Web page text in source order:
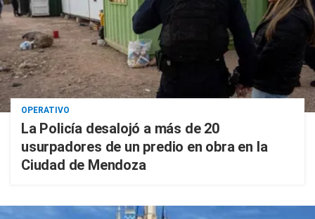
OPERATIVO
La Policía desalojó a más de 20
usurpadores de un predio en obra en la
Ciudad de Mendoza